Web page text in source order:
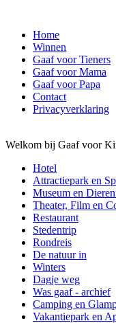
Home
Winnen
Gaaf voor Tieners
Gaaf voor Mama
Gaaf voor Papa
Contact
Privacyverklaring
Welkom bij Gaaf voor
Hotel
Attractiepark en
Museum en
Theater, Film en
Restaurant
Stedentrip
Rondreis
De natuur in
Winters
Dagje weg
Was gaaf - archief
Camping en
Vakantiepark en